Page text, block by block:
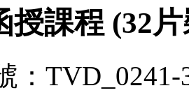
授課程 (32
：TVD_0241-